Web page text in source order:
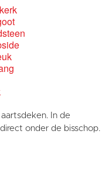
In de
onder de bisschop.